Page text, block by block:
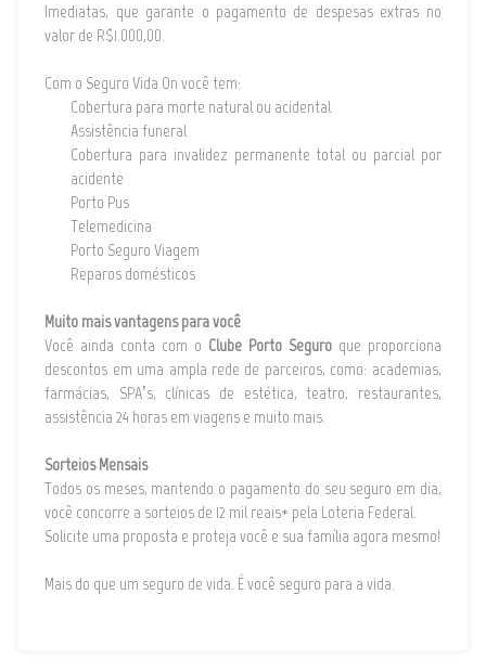
Imediatas, que garante o pagamento de despesas extras no
valor de R$1.000,00.
Com o Seguro Vida On você tem:
Cobertura para morte natural ou acidental
Assistência funeral
Cobertura para invalidez permanente total ou parcial por
acidente
Porto Pus
Telemedicina
Porto Seguro Viagem
Reparos domésticos
Muito mais vantagens para você
Você ainda conta com o Clube Porto Seguroque proporciona
descontos em uma ampla rede de parceiros, como: academias,
farmácias, SPA’s, clínicas de estética, teatro, restaurantes,
assistência 24 horas em viagens e muito mais.
Sorteios Mensais
Todos os meses, mantendo o pagamento do seu seguro em dia,
você concorre a sorteios de 12 mil reais* pela Loteria Federal.
Solicite uma proposta e proteja você e sua família agora mesmo!
Mais do que um seguro de vida. É você seguro para a vida.